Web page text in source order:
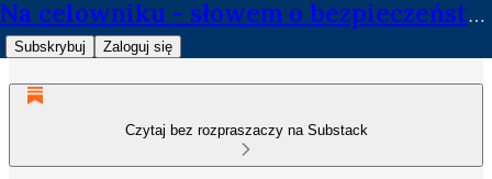
Na celowniku - słowem o bezpieczeństwie
Subskrybuj Zaloguj się
Czytaj bez rozpraszaczy na Substack